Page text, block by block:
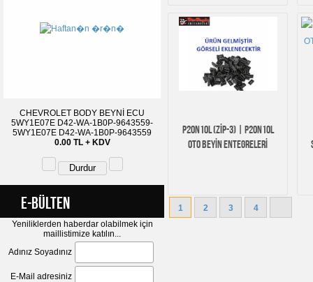
CHEVROLET BODY BEYNİ ECU
5WY1E07E D42-WA-1B0P-9643559-
5WY1E07E D42-WA-1B0P-9643559
0.00 TL + KDV
E-BÜLTEN
Yeniliklerden haberdar olabilmek için
maillistimize katılın...
Adınız Soyadınız
E-Mail adresiniz
P20N10L (ZİP-3) | P20N10L
OTO BEYİN ENTEGRELERİ
1 2 3 4